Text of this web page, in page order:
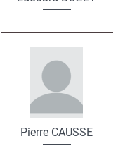
Pierre CAUSSE